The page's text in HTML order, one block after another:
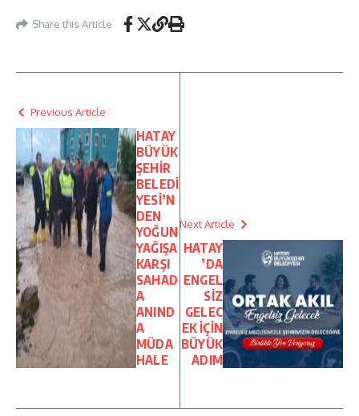
Share this Article
Previous Article
HATAY
BÜYÜK
ŞEHİR
BELEDİ
YESİ’N
DEN
YOĞUN
YAĞIŞA
KARŞI
SAHAD
A
ANIND
A
MÜDA
HALE
Next Article
HATAY
’DA
ENGEL
SİZ
GELEC
EK İÇİN
BÜYÜK
ADIM